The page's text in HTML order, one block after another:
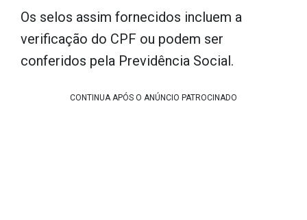
Os selos assim fornecidos incluem a
verificação do CPF ou podem ser
conferidos pela Previdência Social.
CONTINUA APÓS O ANÚNCIO PATROCINADO